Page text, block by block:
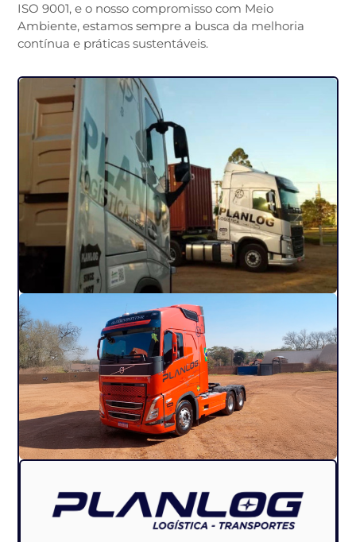
ISO 9001, e o nosso compromisso com Meio
Ambiente, estamos sempre a busca da melhoria
contínua e práticas sustentáveis.